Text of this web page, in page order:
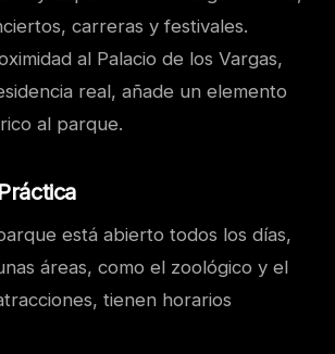
carreras y festivales.
al Palacio de los Vargas,
real, añade un elemento
al parque.
está abierto todos los días,
áreas, como el zoológico y el
tienen horarios